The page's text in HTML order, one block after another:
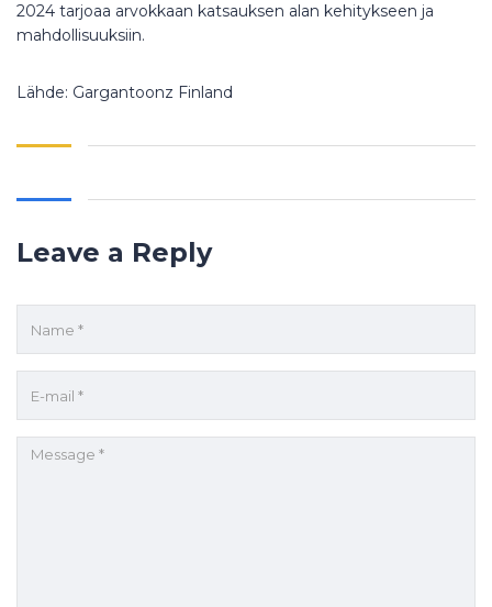
2024 tarjoaa arvokkaan katsauksen alan kehitykseen ja
mahdollisuuksiin.
Lähde: Gargantoonz Finland
Leave a Reply